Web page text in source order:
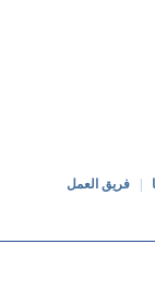
فريق العمل